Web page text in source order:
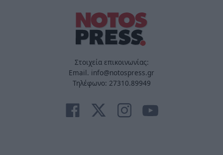
Στοιχεία επικοινωνίας:
Email. info@notospress.gr
Τηλέφωνο: 27310.89949